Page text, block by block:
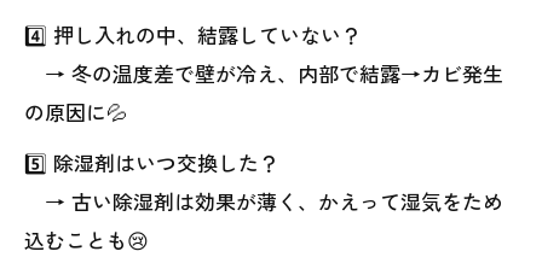
4️⃣ 押し入れの中、結露していない？
→ 冬の温度差で壁が冷え、内部で結露→カビ発生
の原因に💦
5️⃣ 除湿剤はいつ交換した？
→ 古い除湿剤は効果が薄く、かえって湿気をため
込むことも😢